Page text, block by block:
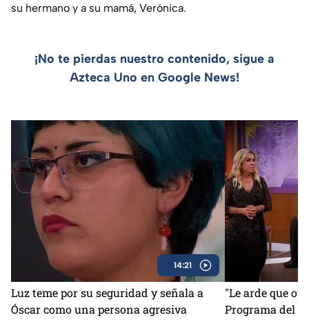
su hermano y a su mamá, Verónica.
¡No te pierdas nuestro contenido, sigue a
Azteca Uno en Google News!
14:21
Luz teme por su seguridad y señala a
Óscar como una persona agresiva
"Le arde que
Programa del 6